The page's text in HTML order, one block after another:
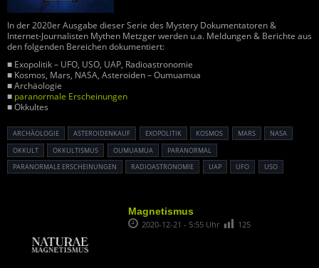
In der 2020er Ausgabe dieser Serie des Mystery Dokumentatoren &
Internet-Journalisten Mythen Metzger werden u.a. Meldungen & Berichte aus
den folgenden Bereichen dokumentiert:
■ Exopolitik – UFO, USO, UAP, Radioastronomie
■ Kosmos, Mars, NASA, Asteroiden – Oumuamua
■ Archäologie
■ paranormale Erscheinungen
■ Okkultes
ARCHÄOLOGIE ASTEROIDENKAUF EXOPOLITIK KOSMOS MARS
NASA
OKKULT
OKKULTISMUS OUMUAMUA
PARANORMAL
PARANORMALE ERSCHEINUNGEN
RADIOASTRONOMIE UAP UFO USO
Magnetismus
2020-12-21 - 5:55 Uhr 125